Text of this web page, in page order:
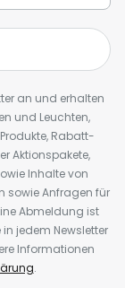
an und erhalten
und Leuchten,
Rabatt-
Aktionspakete,
Inhalte von
sowie Anfragen für
Abmeldung ist
jedem Newsletter
Informationen
.